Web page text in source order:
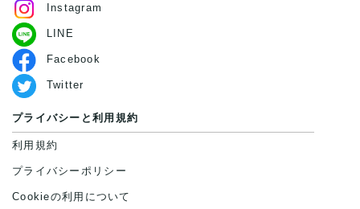
Instagram
LINE
Facebook
Twitter
プライバシーと利用規約
利用規約
プライバシーポリシー
Cookieの利用について